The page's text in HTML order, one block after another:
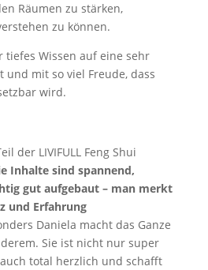
Räumen zu stärken,
zu können.
Wissen auf eine sehr
und mit so viel Freude, dass
wird.
der LIVIFULL Feng Shui
Inhalte sind spannend,
gut aufgebaut – man merkt
und Erfahrung
Daniela macht das Ganze
Sie ist nicht nur super
total herzlich und schafft